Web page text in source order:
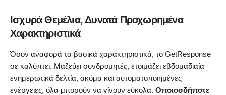
Ισχυρά Θεμέλια, Δυνατά Προχωρημένα
Χαρακτηριστικά
Όσον αναφορά τα βασικά χαρακτηριστικά, το GetResponse
σε καλύπτει. Μαζεύει συνδρομητές, ετοιμάζει εβδομαδιαία
ενημερωτικά δελτία, ακόμα και αυτοματοποιημένες
ενέργειες, όλα μπορούν να γίνουν εύκολα. Οποιοσδήποτε